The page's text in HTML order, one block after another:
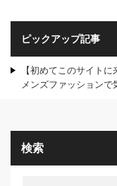
ピックアップ記事
【初めてこのサイト
メンズファッション
検索